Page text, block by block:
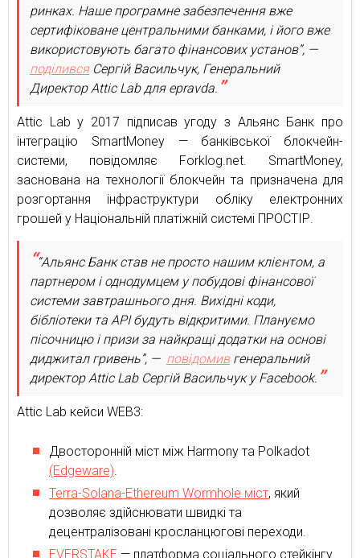
ринках. Наше програмне забезпечення вже
сертифіковане центральними банками, і його вже
використовують багато фінансових установ”, —
поділивсяСергій Васильчук, Генеральний
Директор Attic Lab для epravda.
Attic Lab у 2017 підписав угоду з Альянс Банк про
інтеграцію SmartMoney — банківської блокчейн-
системи, повідомляє Forklog.net. SmartMoney,
заснована на технології блокчейн та призначена для
розгортання інфраструктури обліку електронних
грошей у Національній платіжній системі ПРОСТІР.
“Альянс Банк став не просто нашим клієнтом, а
партнером і однодумцем у побудові фінансової
системи завтрашнього дня. Вихідні коди,
бібліотеки та API будуть відкритими. Плануємо
пісочницю і призи за найкращі додатки на основі
диджитал гривень”, — повідомивгенеральний
директор Attic Lab Сергій Васильчук у Facebook.
Attic Lab кейси WEB3:
Двосторонній міст між Harmony та Polkadot
(Edgeware)
Terra-Solana-Ethereum Wormhole міст, який
дозволяє здійснювати швидкі та
децентралізовані кросланцюгові переходи.
EVERSTAKE — платформа соціального стейкінгу.